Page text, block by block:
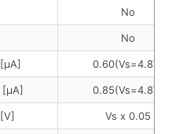
No
No
0.60(Vs=4.8V)
[µA] 0.85(Vs=4.8V)
Vs x 0.05